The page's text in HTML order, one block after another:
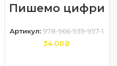
Пишемо цифри
Артикул:978-966-939-957-1
34.00₴